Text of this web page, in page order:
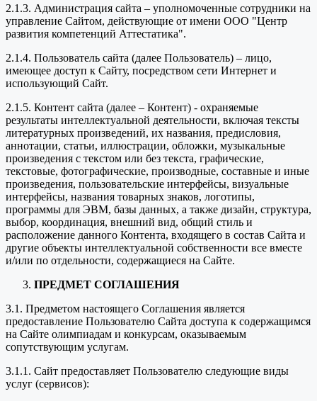
2.1.3. Администрация сайта – уполномоченные сотрудники на
управление Сайтом, действующие от имени ООО "Центр
развития компетенций Аттестатика".
2.1.4. Пользователь сайта (далее Пользователь) – лицо,
имеющее доступ к Сайту, посредством сети Интернет и
использующий Сайт.
2.1.5. Контент сайта (далее – Контент) - охраняемые
результаты интеллектуальной деятельности, включая тексты
литературных произведений, их названия, предисловия,
аннотации, статьи, иллюстрации, обложки, музыкальные
произведения с текстом или без текста, графические,
текстовые, фотографические, производные, составные и иные
произведения, пользовательские интерфейсы, визуальные
интерфейсы, названия товарных знаков, логотипы,
программы для ЭВМ, базы данных, а также дизайн, структура,
выбор, координация, внешний вид, общий стиль и
расположение данного Контента, входящего в состав Сайта и
другие объекты интеллектуальной собственности все вместе
и/или по отдельности, содержащиеся на Сайте.
ПРЕДМЕТ СОГЛАШЕНИЯ
3.1. Предметом настоящего Соглашения является
предоставление Пользователю Сайта доступа к содержащимся
на Сайте олимпиадам и конкурсам, оказываемым
сопутствующим услугам.
3.1.1. Сайт предоставляет Пользователю следующие виды
услуг (сервисов):